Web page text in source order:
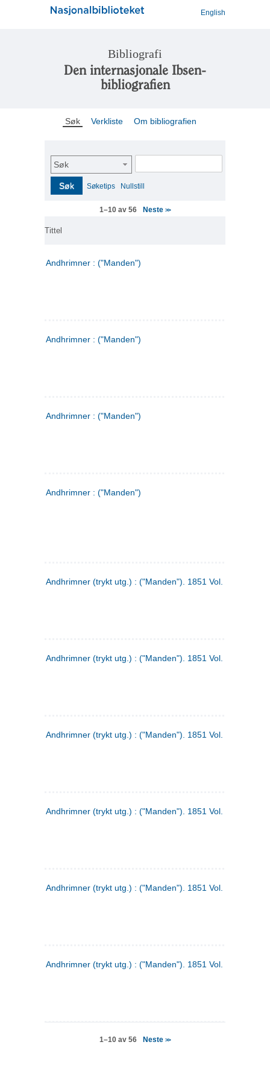
English
Bibliografi
Den internasjonale Ibsen-
bibliografien
Søk Verkliste Om bibliografien
Søk
Søk Søketips Nullstill
1–10 av 56 Neste>>
Tittel
Andhrimner : ("Manden")
Andhrimner : ("Manden")
Andhrimner : ("Manden")
Andhrimner : ("Manden")
Andhrimner (trykt utg.) : ("Manden"). 1851 Vol. 2 Nr. 1
Andhrimner (trykt utg.) : ("Manden"). 1851 Vol. 1 Nr. 10
Andhrimner (trykt utg.) : ("Manden"). 1851 Vol. 1 Nr. 3
Andhrimner (trykt utg.) : ("Manden"). 1851 Vol. 2 Nr. 4
Andhrimner (trykt utg.) : ("Manden"). 1851 Vol. 2 Nr. 6
Andhrimner (trykt utg.) : ("Manden"). 1851 Vol. 1 Nr. 6
1–10 av 56 Neste>>